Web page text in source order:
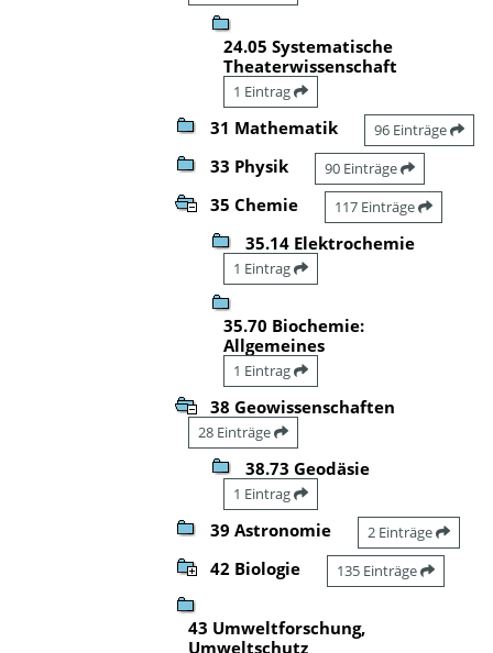
24.05 Systematische
Theaterwissenschaft
1 Eintrag
31 Mathematik 96 Einträge
33 Physik 90 Einträge
35 Chemie 117 Einträge
35.14 Elektrochemie
1 Eintrag
35.70 Biochemie:
Allgemeines
1 Eintrag
38 Geowissenschaften
28 Einträge
38.73 Geodäsie
1 Eintrag
39 Astronomie 2 Einträge
42 Biologie 135 Einträge
43 Umweltforschung,
Umweltschutz